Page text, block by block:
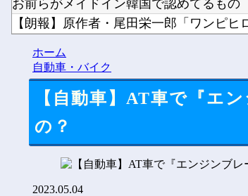
お前らがメイドイン韓国で認めてるもの
【朗報】原作者・尾田栄一郎「ワンピ
【動画】ロシア軍のドローンをネット発
ホーム
自動車・バイク
【自動車】AT車で『エ
の？
2023.05.04